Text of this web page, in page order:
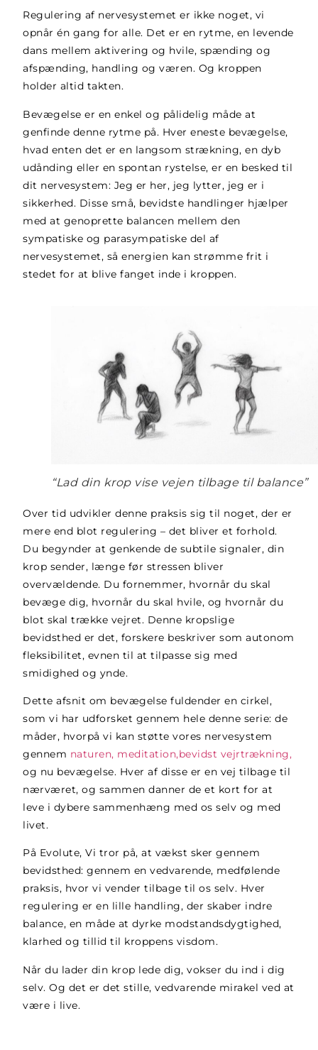
Regulering af nervesystemet er ikke noget, vi
opnår én gang for alle. Det er en rytme, en levende
dans mellem aktivering og hvile, spænding og
afspænding, handling og væren. Og kroppen
holder altid takten.
Bevægelse er en enkel og pålidelig måde at
genfinde denne rytme på. Hver eneste bevægelse,
hvad enten det er en langsom strækning, en dyb
udånding eller en spontan rystelse, er en besked til
dit nervesystem: Jeg er her, jeg lytter, jeg er i
sikkerhed. Disse små, bevidste handlinger hjælper
med at genoprette balancen mellem den
sympatiske og parasympatiske del af
nervesystemet, så energien kan strømme frit i
stedet for at blive fanget inde i kroppen.
“Lad din krop vise vejen tilbage til balance”
Over tid udvikler denne praksis sig til noget, der er
mere end blot regulering – det bliver et forhold.
Du begynder at genkende de subtile signaler, din
krop sender, længe før stressen bliver
overvældende. Du fornemmer, hvornår du skal
bevæge dig, hvornår du skal hvile, og hvornår du
blot skal trække vejret. Denne kropslige
bevidsthed er det, forskere beskriver som autonom
fleksibilitet, evnen til at tilpasse sig med
smidighed og ynde.
Dette afsnit om bevægelse fuldender en cirkel,
som vi har udforsket gennem hele denne serie: de
måder, hvorpå vi kan støtte vores nervesystem
gennem naturen, meditation,bevidst vejrtrækning,
og nu bevægelse. Hver af disse er en vej tilbage til
nærværet, og sammen danner de et kort for at
leve i dybere sammenhæng med os selv og med
livet.
På Evolute, Vi tror på, at vækst sker gennem
bevidsthed: gennem en vedvarende, medfølende
praksis, hvor vi vender tilbage til os selv. Hver
regulering er en lille handling, der skaber indre
balance, en måde at dyrke modstandsdygtighed,
klarhed og tillid til kroppens visdom.
Når du lader din krop lede dig, vokser du ind i dig
selv. Og det er det stille, vedvarende mirakel ved at
være i live.